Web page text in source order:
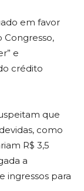
em favor
Congresso,
e
crédito
que
como
R$ 3,5
a
ingressos para